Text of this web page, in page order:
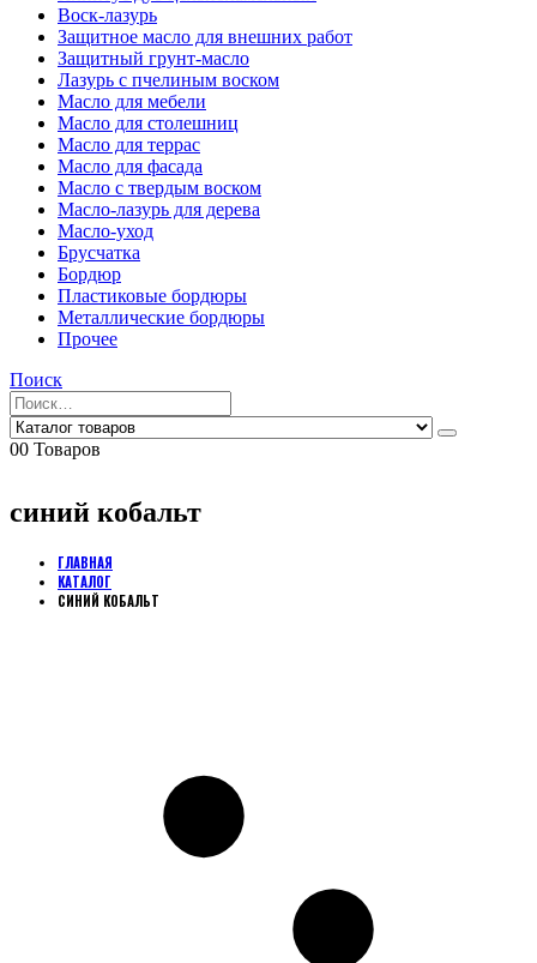
Воск-лазурь
Защитное масло для внешних работ
Защитный грунт-масло
Лазурь с пчелиным воском
Масло для мебели
Масло для столешниц
Масло для террас
Масло для фасада
Масло с твердым воском
Масло-лазурь для дерева
Масло-уход
Брусчатка
Бордюр
Пластиковые бордюры
Металлические бордюры
Прочее
Поиск
00 Товаров
синий кобальт
ГЛАВНАЯ
КАТАЛОГ
СИНИЙ КОБАЛЬТ